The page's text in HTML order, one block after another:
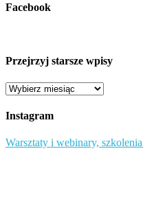
Facebook
Przejrzyj starsze wpisy
Przejrzyj
wpisy
Instagram
Warsztaty i webinary,